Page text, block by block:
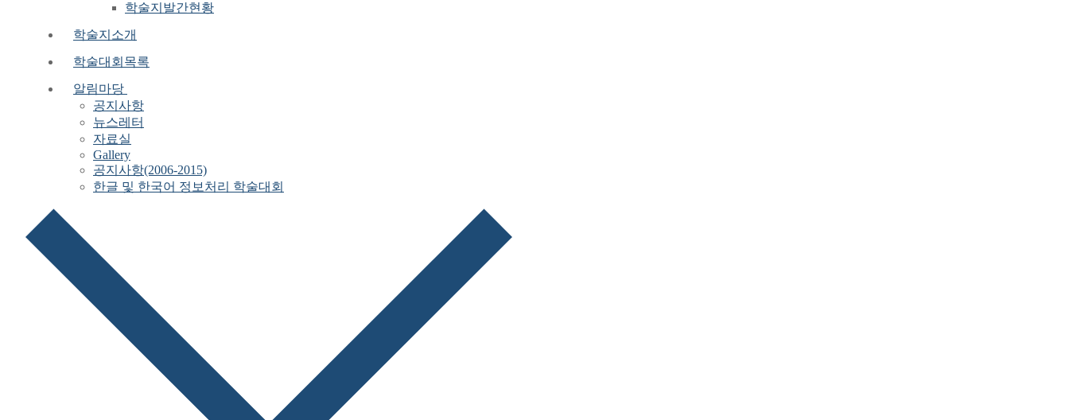
학술지발간현황
학술지소개
학술대회목록
알림마당
공지사항
뉴스레터
자료실
Gallery
공지사항(2006-2015)
한글 및 한국어 정보처리 학술대회